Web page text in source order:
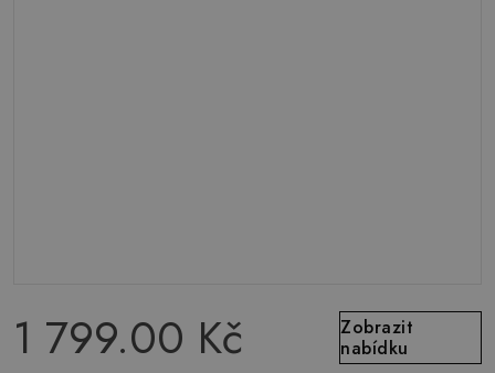
1 799.00 Kč
Zobrazit
nabídku